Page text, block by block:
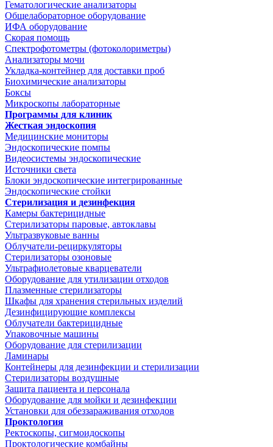
Гематологические анализаторы
Общелабораторное оборудование
ИФА оборудование
Скорая помощь
Спектрофотометры (фотоколориметры)
Анализаторы мочи
Укладка-контейнер для доставки проб
Биохимические анализаторы
Боксы
Микроскопы лабораторные
Программы для клиник
Жесткая эндоскопия
Медицинские мониторы
Эндоскопические помпы
Видеосистемы эндоскопические
Источники света
Блоки эндоскопические интегрированные
Эндоскопические стойки
Стерилизация и дезинфекция
Камеры бактерицидные
Стерилизаторы паровые, автоклавы
Ультразвуковые ванны
Облучатели-рециркуляторы
Стерилизаторы озоновые
Ультрафиолетовые кварцеватели
Оборудование для утилизации отходов
Плазменные стерилизаторы
Шкафы для хранения стерильных изделий
Дезинфицирующие комплексы
Облучатели бактерицидные
Упаковочные машины
Оборудование для стерилизации
Ламинары
Контейнеры для дезинфекции и стерилизации
Стерилизаторы воздушные
Защита пациента и персонала
Оборудование для мойки и дезинфекции
Установки для обеззараживания отходов
Проктология
Ректоскопы, сигмоидоскопы
Проктологические комбайны